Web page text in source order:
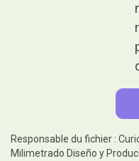
Responsable du fichier :
Milimetrado Diseño y